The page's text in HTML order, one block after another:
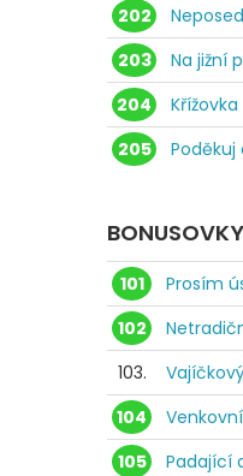
202
203
Na jižní
204
Křížovka
205
Poděkuj
BONUSOVKY
101 Prosím
102
103.
104
105
Padající